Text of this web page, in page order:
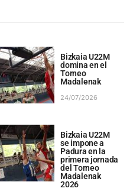
Bizkaia U22M
domina en el
Torneo
Madalenak
24/07/2026
Bizkaia U22M
se impone a
Padura en la
primera jornada
del Torneo
Madalenak
2026